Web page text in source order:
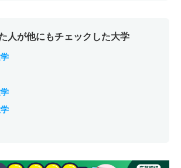
人が他にもチェックした大学